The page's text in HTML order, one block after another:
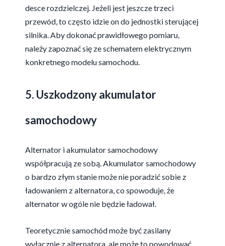
desce rozdzielczej. Jeżeli jest jeszcze trzeci
przewód, to często idzie on do jednostki sterującej
silnika. Aby dokonać prawidłowego pomiaru,
należy zapoznać się ze schematem elektrycznym
konkretnego modelu samochodu.
5. Uszkodzony akumulator
samochodowy
Alternator i akumulator samochodowy
współpracują ze sobą. Akumulator samochodowy
o bardzo złym stanie może nie poradzić sobie z
ładowaniem z alternatora, co spowoduje, że
alternator w ogóle nie będzie ładował.
Teoretycznie samochód może być zasilany
wyłącznie z alternatora, ale może to powodować